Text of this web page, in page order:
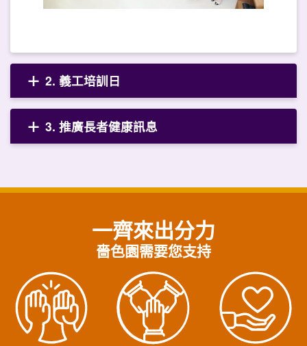
2. 義工培訓日
3. 推廣長者健康訊息
一齊來出分力
嗇色園需要您支持